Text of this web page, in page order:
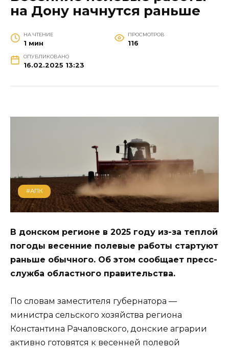
на Дону начнутся раньше
НА ЧТЕНИЕ
1 мин
ПРОСМОТРОВ
116
ОПУБЛИКОВАНО
16.02.2025 13:23
#АПК
В донском регионе в 2025 году из-за теплой
погоды весенние полевые работы стартуют
раньше обычного. Об этом сообщает пресс-
служба областного правительства.
По словам заместителя губернатора —
министра сельского хозяйства региона
Константина Рачаловского, донские аграрии
активно готовятся к весенней полевой